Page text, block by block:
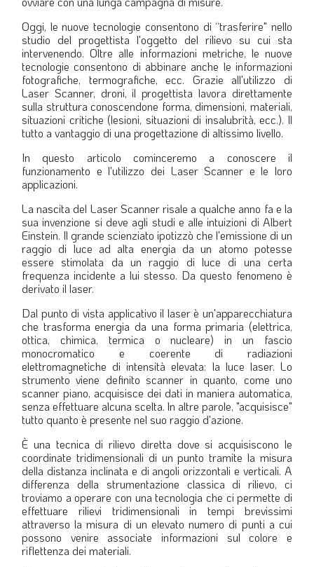
Oggi, le nuove tecnologie consentono di “trasferire" nello
studio del progettista l'oggetto del rilievo su cui sta
intervenendo. Oltre alle informazioni metriche, le nuove
tecnologie consentono di abbinare anche le informazioni
fotografiche, termografiche, ecc. Grazie all'utilizzo di
Laser Scanner, droni, il progettista lavora direttamente
sulla struttura conoscendone forma, dimensioni, materiali,
situazioni critiche (lesioni, situazioni di insalubrità, ecc.). ll
tutto a vantaggio di una progettazione di altissimo livello.
In questo articolo cominceremo a conoscere il
funzionamento e l'utilizzo dei Laser Scanner e le loro
applicazioni.
La nascita del Laser Scanner risale a qualche anno fa e la
sua invenzione si deve agli studi e alle intuizioni di Albert
Einstein. Il grande scienziato ipotizzò che l'emissione di un
raggio di luce ad alta energia da un atomo potesse
essere stimolata da un raggio di luce di una certa
frequenza incidente a lui stesso. Da questo fenomeno è
derivato il laser.
Dal punto di vista applicativo il laser è un'apparecchiatura
che trasforma energia da una forma primaria (elettrica,
ottica, chimica, termica o nucleare) in un fascio
monocromatico e coerente di radiazioni
elettromagnetiche di intensità elevata: la luce laser. Lo
strumento viene definito scanner in quanto, come uno
scanner piano, acquisisce dei dati in maniera automatica,
senza effettuare alcuna scelta. ln altre parole, "acquisisce"
tutto quanto è presente nel suo raggio d'azione.
È una tecnica di rilievo diretta dove si acquisiscono le
coordinate tridimensionali di un punto tramite la misura
della distanza inclinata e di angoli orizzontali e verticali. A
differenza della strumentazione classica di rilievo, ci
troviamo a operare con una tecnologia che ci permette di
effettuare rilievi tridimensionali in tempi brevissimi
attraverso la misura di un elevato numero di punti a cui
possono venire associate informazioni sul colore e
riflettenza dei materiali.